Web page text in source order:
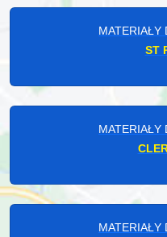
MATERIAŁY
ST
MATERIAŁY
MATERIAŁY